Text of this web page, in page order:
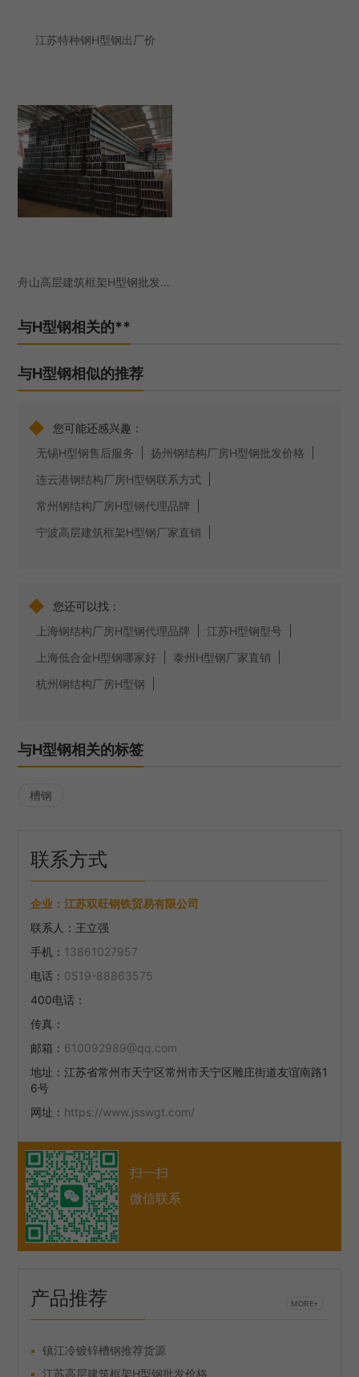
江苏特种钢H型钢出厂价
舟山高层建筑框架H型钢批发价格
与H型钢相关的**
与H型钢相似的推荐
◆
您可能还感兴趣：
无锡H型钢售后服务
扬州钢结构厂房H型钢批发价格
连云港钢结构厂房H型钢联系方式
常州钢结构厂房H型钢代理品牌
宁波高层建筑框架H型钢厂家直销
◆
您还可以找：
上海钢结构厂房H型钢代理品牌
江苏H型钢型号
上海低合金H型钢哪家好
泰州H型钢厂家直销
杭州钢结构厂房H型钢
与H型钢相关的标签
槽钢
联系方式
企业：江苏双旺钢铁贸易有限公司
联系人： 王立强
手机： 13861027957
电话： 0519-88863575
400电话：
传真：
邮箱： 610092989@qq.com
地址：江苏省常州市天宁区常州市天宁区雕庄街道友谊南路1
6号
网址： https://www.jsswgt.com/
扫一扫
微信联系
产品推荐 MORE+
镇江冷镀锌槽钢推荐货源
江苏高层建筑框架H型钢批发价格